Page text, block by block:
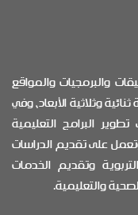
والبرمجيات والمواقع
وثلاثية الأبعاد، وفي
البرامج التعليمية
على تقديم الدراسات
وتقديم الخدمات
والتعليمية.